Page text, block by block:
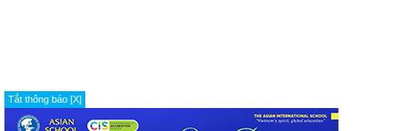
Tắt thông báo [X]